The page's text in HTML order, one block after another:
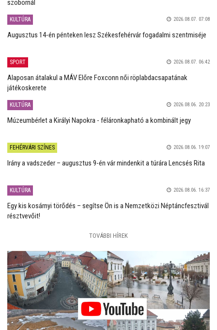
szobornál
KULTÚRA 2026.08.07. 07:08
Augusztus 14-én pénteken lesz Székesfehérvár fogadalmi szentmiséje
SPORT 2026.08.07. 06:42
Alaposan átalakul a MÁV Előre Foxconn női röplabdacsapatának
játékoskerete
KULTÚRA 2026.08.06. 20:23
Múzeumbérlet a Királyi Napokra - féláronkapható a kombinált jegy
FEHÉRVÁRI SZÍNES 2026.08.06. 19:07
Irány a vadszeder – augusztus 9-én vár mindenkit a túrára Lencsés Rita
KULTÚRA 2026.08.06. 16:37
Egy kis kosárnyi törődés – segítse Ön is a Nemzetközi Néptáncfesztivál
résztvevőit!
TOVÁBBI HÍREK